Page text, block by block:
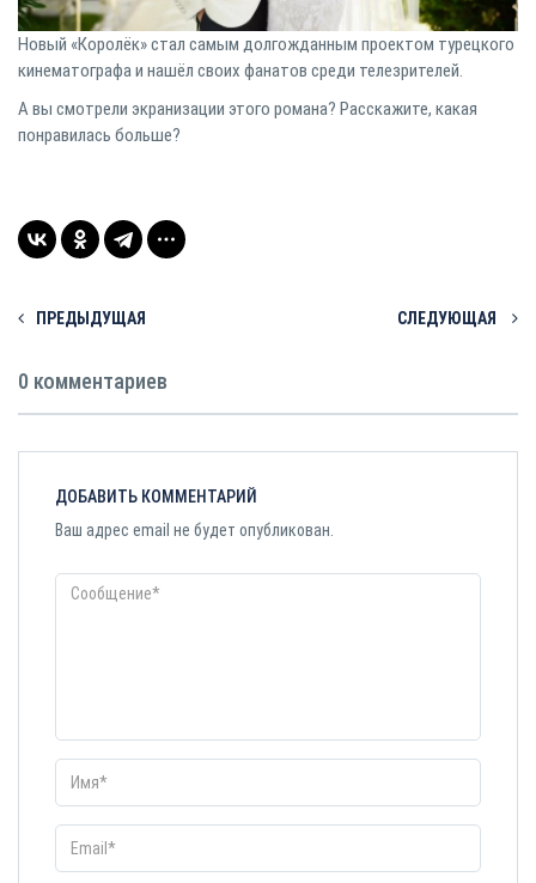
Новый «Королёк» стал самым долгожданным проектом турецкого
кинематографа и нашёл своих фанатов среди телезрителей.
А вы смотрели экранизации этого романа? Расскажите, какая
понравилась больше?
ПРЕДЫДУЩАЯ СЛЕДУЮЩАЯ
0 комментариев
ДОБАВИТЬ КОММЕНТАРИЙ
Ваш адрес email не будет опубликован.